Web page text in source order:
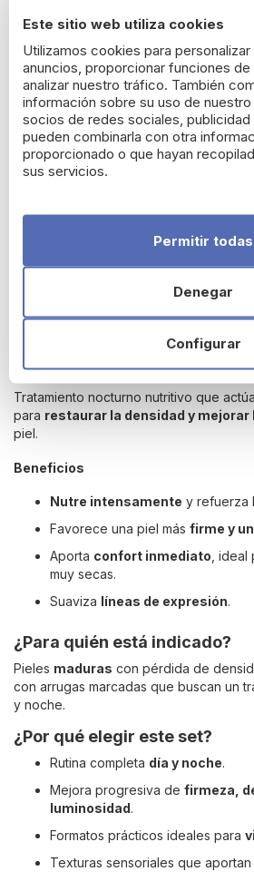
Densitium Bi-Sérum
Densitium Bálsamo de Noche
Densitium Bi-Sérum
Sérum bifásico con fase acuosa y
acción globalreafirmante y
se absorbe rápidamente, dejando la
revitalizada.
Beneficios
redensifica la piel
hidratación y nutrición
Densitium Bálsamo de Noche
Tratamiento nocturno nutritivo que
para restaurar la densidad y
piel.
Beneficios
Nutre intensamente y refuerza
Favorece una piel más firme y
Aporta confort inmediato ,
muy secas.
Suaviza líneas de expresión.
¿Para quién está indicado?
Pieles maduras con pérdida de
con arrugas marcadas que buscan un
y noche.
¿Por qué elegir este set?
Rutina completa día y noche.
Mejora progresiva de firmeza,
luminosidad.
Formatos prácticos ideales para
Texturas sensoriales que aportan
Este sitio web utiliza cookies
Utilizamos cookies para
anuncios, proporcionar funciones
analizar nuestro tráfico. También
información sobre su uso de
socios de redes sociales, publicidad
pueden combinarla con otra
proporcionado o que hayan
sus servicios.
Configurar
Denegar
Permitir todas